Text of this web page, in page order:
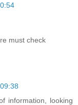
must check
information, looking